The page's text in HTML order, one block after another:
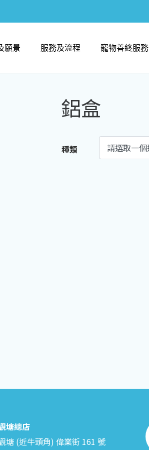
願景 服務及流程 寵物善終服務
鋁盒
種類
塘總店
塘 (近牛頭角) 偉業街 161 號